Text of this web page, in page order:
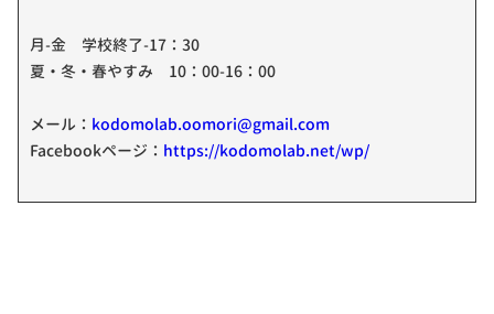
月-金 学校終了-17：30
夏・冬・春やすみ 10：00-16：00
メール： kodomolab.oomori@gmail.com
Facebookページ： https://kodomolab.net/wp/